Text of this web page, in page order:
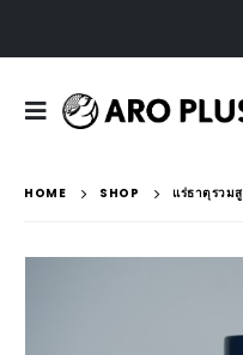
HOME SHOP แร่ธาตุรวม